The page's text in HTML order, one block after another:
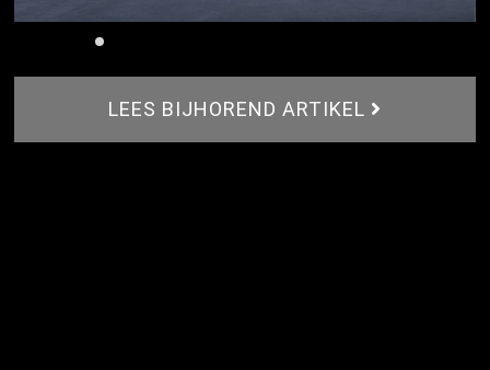
LEES BIJHOREND ARTIKEL